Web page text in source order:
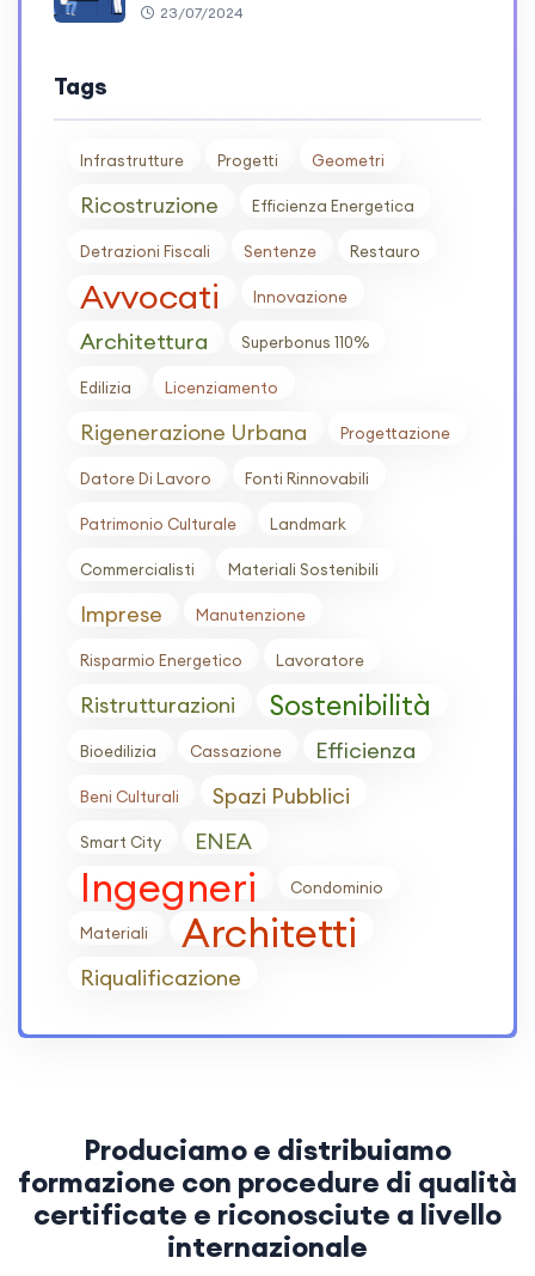
23/07/2024
Tags
Infrastrutture Progetti Geometri
Ricostruzione Efficienza Energetica
Detrazioni Fiscali Sentenze Restauro
Avvocati Innovazione
Architettura Superbonus 110%
Edilizia Licenziamento
Rigenerazione Urbana Progettazione
Datore Di Lavoro Fonti Rinnovabili
Patrimonio Culturale Landmark
Commercialisti Materiali Sostenibili
Imprese Manutenzione
Risparmio Energetico Lavoratore
Ristrutturazioni Sostenibilità
Bioedilizia Cassazione Efficienza
Beni Culturali Spazi Pubblici
Smart City ENEA
Ingegneri Condominio
Materiali Architetti
Riqualificazione
Produciamo e distribuiamo
formazione con procedure di qualità
certificate e riconosciute a livello
internazionale